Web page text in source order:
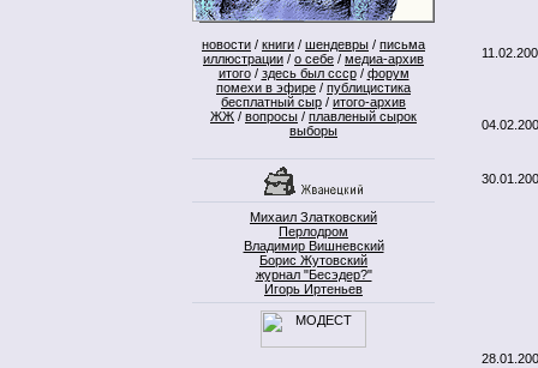
новости / книги / шендевры / письма
иллюстрации / о себе / медиа-архив
итого/ здесь был ссср/ форум
помехи в эфире / публицистика
бесплатный сыр / итого-архив
ЖЖ / вопросы / плавленый сырок
выборы
Михаил Златковский
Перлодром
Владимир Вишневский
Борис Жутовский
журнал "Бесэдер?"
Игорь Иртеньев